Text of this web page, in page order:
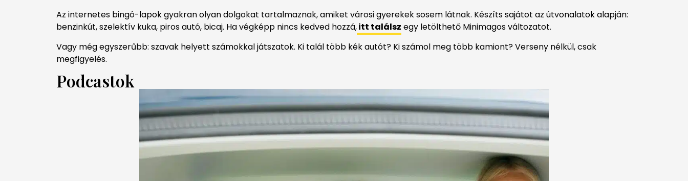
Az internetes bingó-lapok gyakran olyan dolgokat tartalmaznak, amiket városi gyerekek sosem látnak. Készíts sajátot az útvonalatok alapján:
benzinkút, szelektív kuka, piros autó, bicaj. Ha végképp nincs kedved hozzá,itt találsz egy letölthető Minimagos változatot.
Vagy még egyszerűbb: szavak helyett számokkal játszatok. Ki talál több kék autót? Ki számol meg több kamiont? Verseny nélkül, csak
megfigyelés.
Podcastok